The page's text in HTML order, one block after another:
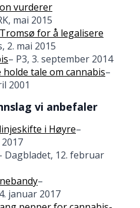
vurderer
mai 2015
for å legalisere
2. mai 2015
– P3, 3. september 2014
tale om cannabis–
2001
vi anbefaler
i Høyre–
Dagbladet, 12. februar
–
januar 2017